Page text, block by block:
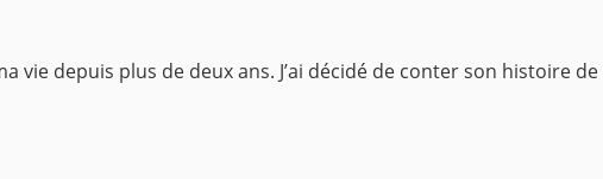
vie depuis plus de deux ans. J’ai décidé de conter son histoire